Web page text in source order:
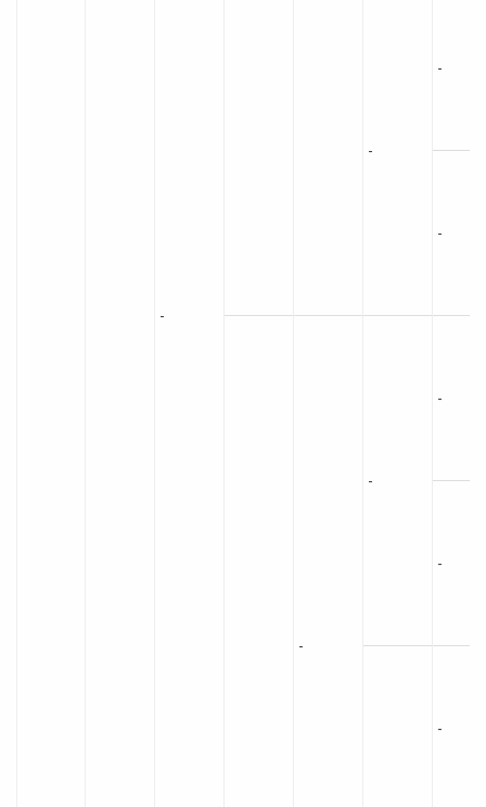
-
-
-
-
-
-
-
-
-